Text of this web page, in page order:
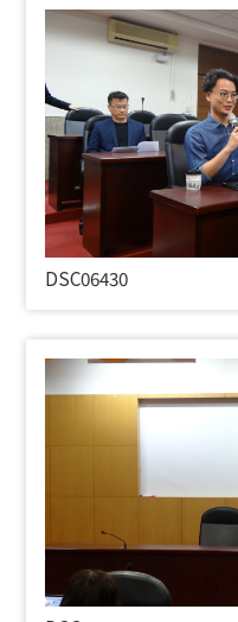
DSC06430